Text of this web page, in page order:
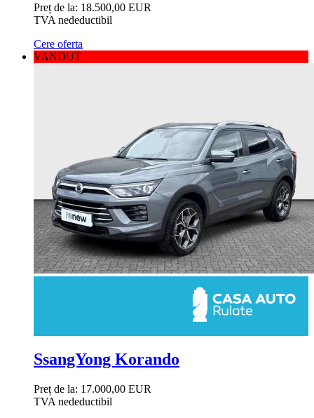
Preț de la: 18.500,00 EUR
TVA nedeductibil
Cere oferta
VANDUT
SsangYong Korando
Preț de la: 17.000,00 EUR
TVA nedeductibil